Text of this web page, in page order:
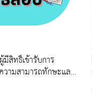
สิทธิ์เข้ารับการ
วามสามารถทักษะและ
งพนักงานขับรถยนต์)